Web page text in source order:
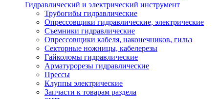
Гидравлический и электрический инструмент
Трубогибы гидравлические
Опрессовщики гидравлические, электрические
Съемники гидравлические
Опрессовщики кабеля, наконечников, гильз
Секторные ножницы, кабелерезы
Гайколомы гидравлические
Арматурорезы гидравлические
Прессы
Клуппы электрические
Запчасти к товарам раздела